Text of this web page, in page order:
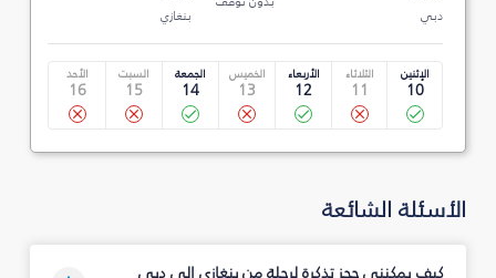
دبي بنغازي
الإثنين
10
الثلاثاء
11
الأربعاء
12
الخميس
13
الجمعة
14
السبت
15
الأحد
16
الأسئلة الشائعة
كيف يمكنني حجز تذكرة لرحلة من بنغازي إلى دبي